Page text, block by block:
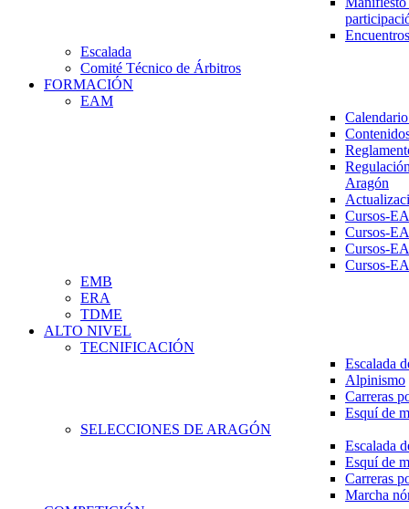
Escalada
Comité Técnico de Árbitros
FORMACIÓN
EAM
Aragón
Cursos-
Cursos-
Cursos-
Cursos-
EMB
ERA
TDME
ALTO NIVEL
TECNIFICACIÓN
Escalada
Alpinismo
Carreras
Esquí de
SELECCIONES DE ARAGÓN
Escalada
Esquí de
Carreras
Marcha